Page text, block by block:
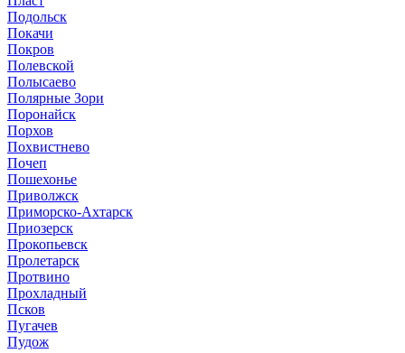
Подольск
Покачи
Покров
Полевской
Полысаево
Полярные Зори
Поронайск
Порхов
Похвистнево
Почеп
Пошехонье
Приволжск
Приморско-Ахтарск
Приозерск
Прокопьевск
Пролетарск
Протвино
Прохладный
Псков
Пугачев
Пудож